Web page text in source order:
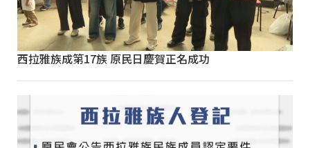
西拉雅族成第17族 原民日慶賀正名成功